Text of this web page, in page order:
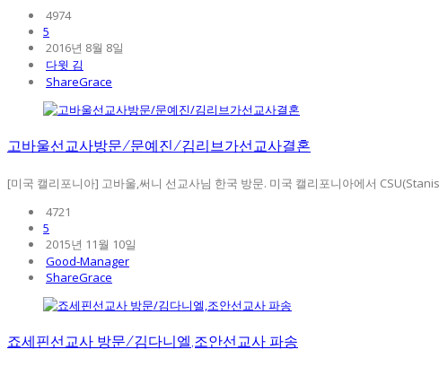
4974
5
2016년 8월 8일
다윗 김
ShareGrace
고바울선교사방문/문예진/김리브가선교사결혼
[미국 캘리포니아] 고바울,써니 선교사님 한국 방문. 미국 캘리포니아에서
4721
5
2015년 11월 10일
Good-Manager
ShareGrace
죠세핀선교사 방문/김다니엘,조안선교사 파송